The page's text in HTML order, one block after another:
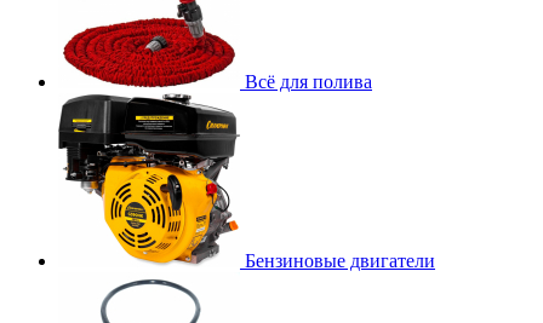
Всё для полива
Бензиновые двигатели